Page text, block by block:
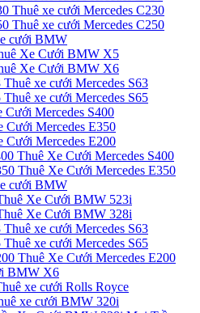
Thuê xe cưới Mercedes C230
Thuê xe cưới Mercedes C250
cưới BMW
Xe Cưới BMW X5
Xe Cưới BMW X6
Thuê xe cưới Mercedes S63
Thuê xe cưới Mercedes S65
Cưới Mercedes S400
Cưới Mercedes E350
Cưới Mercedes E200
Thuê Xe Cưới Mercedes S400
Thuê Xe Cưới Mercedes E350
cưới BMW
Xe Cưới BMW 523i
Xe Cưới BMW 328i
Thuê xe cưới Mercedes S63
Thuê xe cưới Mercedes S65
Thuê Xe Cưới Mercedes E200
BMW X6
xe cưới Rolls Royce
xe cưới BMW 320i